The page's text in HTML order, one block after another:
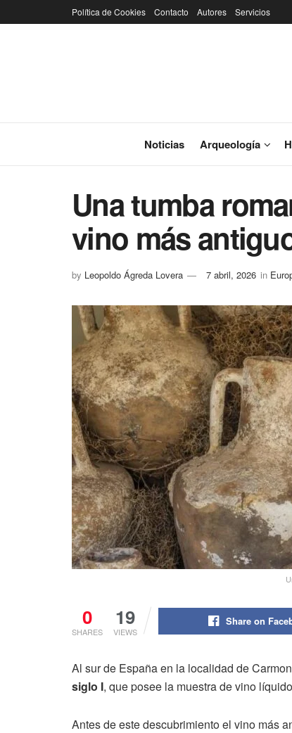
Política de Cookies Contacto Autores Servicios
Noticias Arqueología
Una tumba
vino más
by Leopoldo Ágreda Lovera 7 abril, 2026 in
0
SHARES
19
VIEWS
Share on
Al sur de España en la localidad de
siglo I, que posee la muestra de vino
Antes de este descubrimiento el vino más